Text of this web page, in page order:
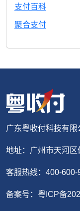
支付百科
聚合支付
广东粤收付科技有限
地址：广州市天河
客服热线：400-600-
备案号：粤ICP备